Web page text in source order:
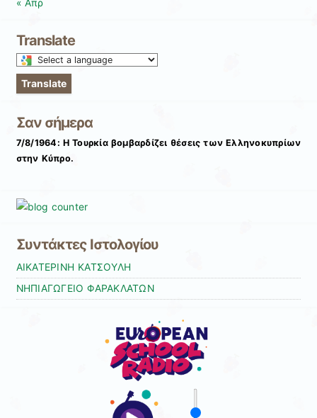
« Απρ
Translate
Select
a
language
translate
this
Translate
Σαν σήμερα
7/8/1964: Η Τουρκία βομβαρδίζει θέσεις των Ελληνοκυπρίων
στην Κύπρο.
Συντάκτες Ιστολογίου
ΑΙΚΑΤΕΡΙΝΗ ΚΑΤΣΟΥΛΗ
ΝΗΠΙΑΓΩΓΕΙΟ ΦΑΡΑΚΛΑΤΩΝ